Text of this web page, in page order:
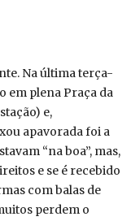
Na última terça-
em plena Praça da
e,
apavorada foi a
“na boa”, mas,
e se é recebido
com balas de
perdem o